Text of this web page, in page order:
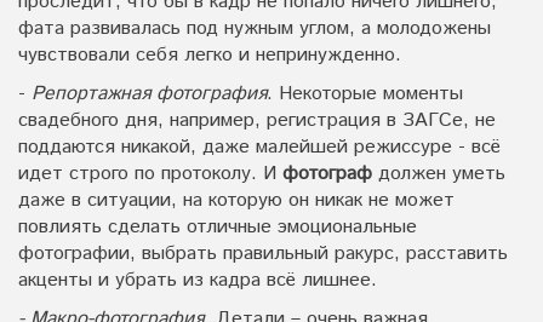
фата развивалась под нужным углом, а молодожены
чувствовали себя легко и непринужденно.
- Репортажная фотография. Некоторые моменты
свадебного дня, например, регистрация в ЗАГСе, не
поддаются никакой, даже малейшей режиссуре - всё
идет строго по протоколу. И фотограф должен уметь
даже в ситуации, на которую он никак не может
повлиять сделать отличные эмоциональные
фотографии, выбрать правильный ракурс, расставить
акценты и убрать из кадра всё лишнее.